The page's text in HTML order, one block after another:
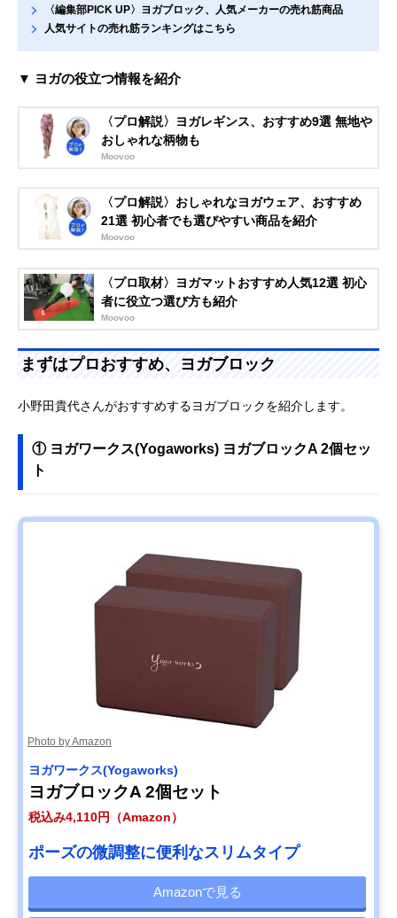
〈編集部PICK UP〉ヨガブロック、人気メーカーの売れ筋商品
人気サイトの売れ筋ランキングはこちら
▼ ヨガの役立つ情報を紹介
〈プロ解説〉ヨガレギンス、おすすめ9選 無地や
おしゃれな柄物も
Moovoo
〈プロ解説〉おしゃれなヨガウェア、おすすめ
21選 初心者でも選びやすい商品を紹介
Moovoo
〈プロ取材〉ヨガマットおすすめ人気12選 初心
者に役立つ選び方も紹介
Moovoo
まずはプロおすすめ、ヨガブロック
小野田貴代さんがおすすめするヨガブロックを紹介します。
① ヨガワークス(Yogaworks) ヨガブロックA 2個セッ
ト
Photo by Amazon
ヨガワークス(Yogaworks)
ヨガブロックA 2個セット
税込み4,110円（Amazon）
ポーズの微調整に便利なスリムタイプ
Amazonで見る